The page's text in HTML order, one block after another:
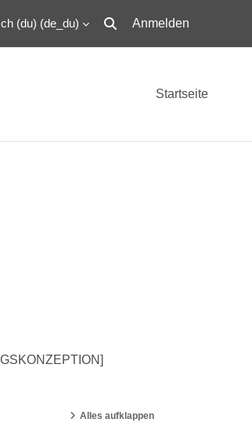
(du) ‎(de_du)‎
Sucheingabe umschalten
Anmelden
Startseite
Alles aufklappen